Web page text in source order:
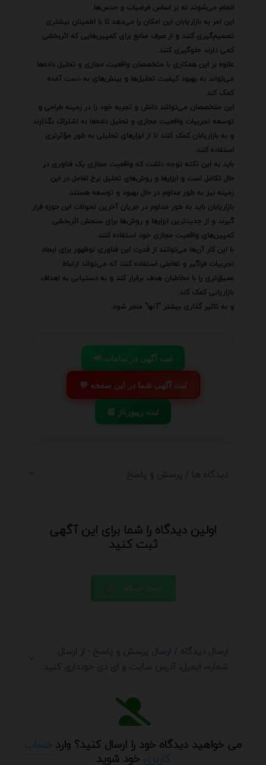
انجام می‌شوند نه بر اساس فرضیات و حدس‌ها.
این امر به بازاریابان این امکان را می‌دهد تا با اطمینان بیشتری
تصمیم‌گیری کنند و از صرف منابع برای کمپین‌هایی که اثربخشی
کمی دارند جلوگیری کنند.
علاوه بر این همکاری با متخصصان واقعیت مجازی و تحلیل داده‌ها
می‌تواند به بهبود کیفیت تحلیل‌ها و بینش‌های به دست آمده
کمک کند.
این متخصصان می‌توانند دانش و تجربه خود را در زمینه طراحی و
توسعه تجربیات واقعیت مجازی و تحلیل داده‌ها به اشتراک بگذارند
و به بازاریابان کمک کنند تا از ابزارهای تحلیلی به طور مؤثرتری
استفاده کنند.
باید به این نکته توجه داشت که واقعیت مجازی یک فناوری در
حال تکامل است و ابزارها و روش‌های تحلیل نرخ تعامل در این
زمینه نیز به طور مداوم در حال بهبود و توسعه هستند.
بازاریابان باید به طور مداوم در جریان آخرین تحولات این حوزه قرار
گیرند و از جدیدترین ابزارها و روش‌ها برای سنجش اثربخشی
کمپین‌های واقعیت مجازی خود استفاده کنند.
با این کار آن‌ها می‌توانند از قدرت این فناوری نوظهور برای ایجاد
تجربیات فراگیر و تعاملی استفاده کنند که می‌تواند ارتباط
عمیق‌تری را با مخاطبان هدف برقرار کند و به دستیابی به اهداف
بازاریابی کمک کند.
و به تاثیر گذاری بیشتر "آنها" منجر شود.
📢 ثبت آگهی در سامانه
💬 ثبت آگهی شما در این صفحه
📰 ثبت ریپورتاژ
دیدگاه ها / پرسش و پاسخ
اولین دیدگاه را شما برای این آگهی
ثبت کنید
ارسال دیدگاه
ارسال دیدگاه / ارسال پرسش و پاسخ - از ارسال
شماره، ایمیل، آدرس سایت و ای دی خودداری کنید.
می خواهید دیدگاه خود را ارسال کنید؟ وارد حساب
کاربریخود شوید